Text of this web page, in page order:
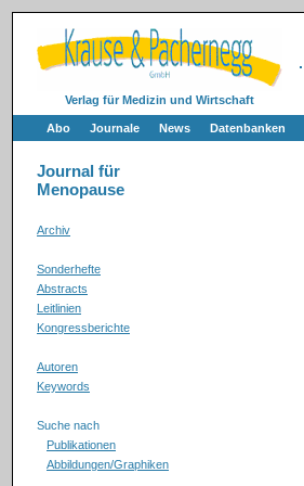
Verlag für Medizin und Wirtschaft
Abo Journale News Datenbanken
Journal für
Menopause
Archiv
Sonderhefte
Abstracts
Leitlinien
Kongressberichte
Autoren
Keywords
Suche nach
Publikationen
Abbildungen/Graphiken